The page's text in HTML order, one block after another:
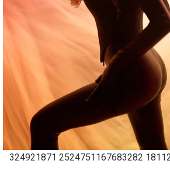
324921871 2524751167683282